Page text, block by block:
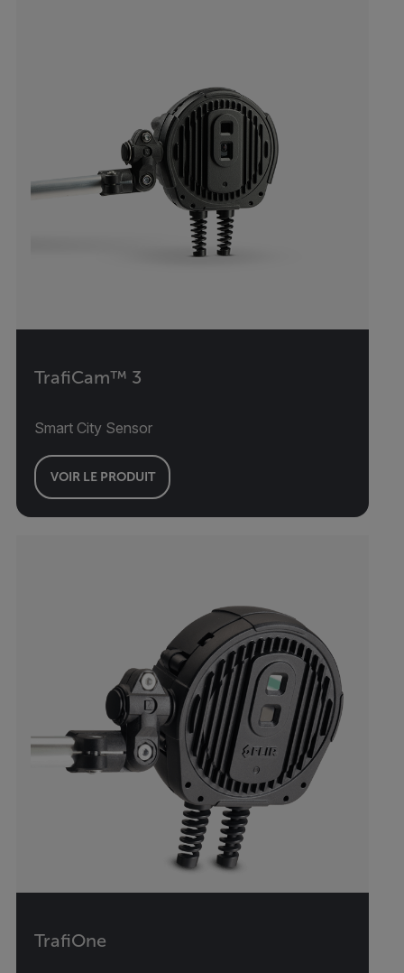
TrafiCam™ 3
Smart City Sensor
VOIR LE PRODUIT
TrafiOne